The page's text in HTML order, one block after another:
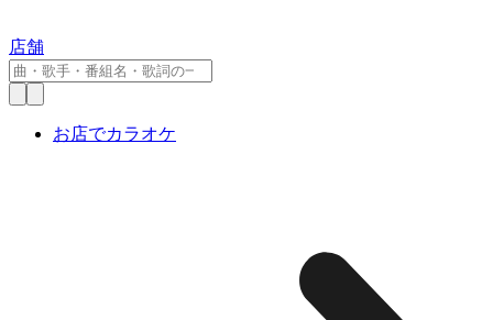
店舗
お店でカラオケ